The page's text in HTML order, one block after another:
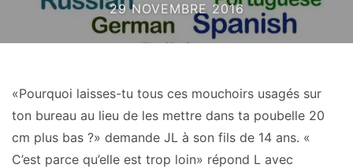
29 NOVEMBRE 2016
«Pourquoi laisses-tu tous ces mouchoirs usagés sur
ton bureau au lieu de les mettre dans ta poubelle 20
cm plus bas ?» demande JL à son fils de 14 ans. «
C’est parce qu’elle est trop loin» répond L avec